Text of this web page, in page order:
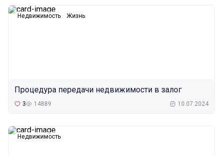
Недвижимость Жизнь
Процедура передачи недвижимости в залог
3 14889 10.07.2024
Недвижимость